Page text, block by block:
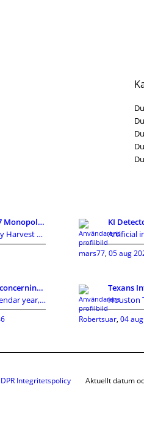
Du
Du
Du
Du
Du
IGGM 2026 August 7 Monopoly Go Looney Tunes Partne
Monopoly Go Happy Harvest with Looney Tunes album'
mars77, 05 aug
Is Frisman Jackson concerning towards gain the mas
Just about every calendar year, the Cleveland Brow
Robertsuar, 04
Aktuellt datum
Integritetspolicy